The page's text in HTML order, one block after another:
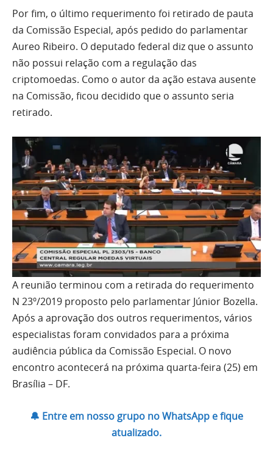
Por fim, o último requerimento foi retirado de pauta
da Comissão Especial, após pedido do parlamentar
Aureo Ribeiro. O deputado federal diz que o assunto
não possui relação com a regulação das
criptomoedas. Como o autor da ação estava ausente
na Comissão, ficou decidido que o assunto seria
retirado.
A reunião terminou com a retirada do requerimento
N 23º/2019 proposto pelo parlamentar Júnior Bozella.
Após a aprovação dos outros requerimentos, vários
especialistas foram convidados para a próxima
audiência pública da Comissão Especial. O novo
encontro acontecerá na próxima quarta-feira (25) em
Brasília – DF.
🔔 Entre em nosso grupo no WhatsApp e fique
atualizado.